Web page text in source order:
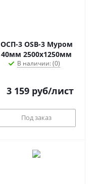
ОСП-3 OSB-3 Муром
40мм 2500х1250мм
В наличии: (0)
3 159руб/лист
Под заказ